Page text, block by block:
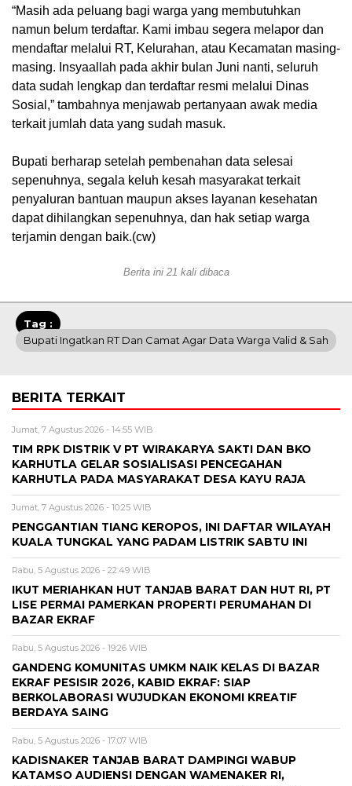
“Masih ada peluang bagi warga yang membutuhkan
namun belum terdaftar. Kami imbau segera melapor dan
mendaftar melalui RT, Kelurahan, atau Kecamatan masing-
masing. Insyaallah pada akhir bulan Juni nanti, seluruh
data sudah lengkap dan terdaftar resmi melalui Dinas
Sosial,” tambahnya menjawab pertanyaan awak media
terkait jumlah data yang sudah masuk.
Bupati berharap setelah pembenahan data selesai
sepenuhnya, segala keluh kesah masyarakat terkait
penyaluran bantuan maupun akses layanan kesehatan
dapat dihilangkan sepenuhnya, dan hak setiap warga
terjamin dengan baik.(cw)
Berita ini 21 kali dibaca
Tag :
Bupati Ingatkan RT Dan Camat Agar Data Warga Valid & Sah
BERITA TERKAIT
Jumat, 7 Agustus 2026 - 14:55 WIB
TIM RPK DISTRIK V PT WIRAKARYA SAKTI DAN BKO
KARHUTLA GELAR SOSIALISASI PENCEGAHAN
KARHUTLA PADA MASYARAKAT DESA KAYU RAJA
Jumat, 7 Agustus 2026 - 10:25 WIB
PENGGANTIAN TIANG KEROPOS, INI DAFTAR WILAYAH
KUALA TUNGKAL YANG PADAM LISTRIK SABTU INI
Rabu, 5 Agustus 2026 - 22:49 WIB
IKUT MERIAHKAN HUT TANJAB BARAT DAN HUT RI, PT
LISE PERMAI PAMERKAN PROPERTI PERUMAHAN DI
BAZAR EKRAF
Rabu, 5 Agustus 2026 - 19:26 WIB
GANDENG KOMUNITAS UMKM NAIK KELAS DI BAZAR
EKRAF PESISIR 2026, KABID EKRAF: SIAP
BERKOLABORASI WUJUDKAN EKONOMI KREATIF
BERDAYA SAING
Rabu, 5 Agustus 2026 - 17:07 WIB
KADISNAKER TANJAB BARAT DAMPINGI WABUP
KATAMSO AUDIENSI DENGAN WAMENAKER RI,